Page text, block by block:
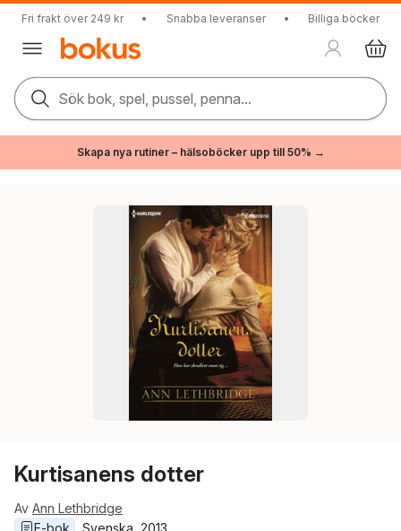
Fri frakt över 249 kr • Snabba leveranser • Billiga böcker
Sök bok, spel, pussel, penna...
Skapa nya rutiner – hälsoböcker upp till 50% →
Kurtisanens dotter
Av Ann Lethbridge
E-bok
Svenska 2013